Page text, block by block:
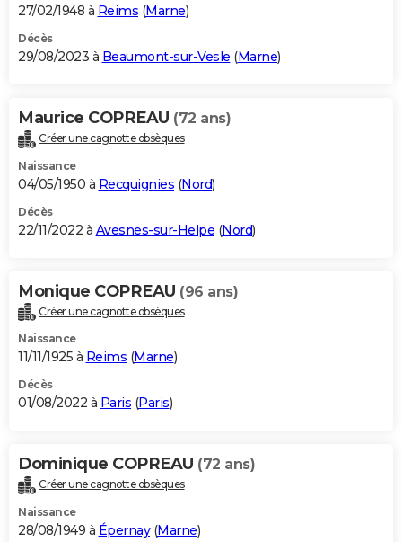
27/02/1948 à Reims (Marne)
Décès
29/08/2023 à Beaumont-sur-Vesle (Marne)
Maurice COPREAU (72 ans)
Créer une cagnotte obsèques
Naissance
04/05/1950 à Recquignies (Nord)
Décès
22/11/2022 à Avesnes-sur-Helpe (Nord)
Monique COPREAU (96 ans)
Créer une cagnotte obsèques
Naissance
11/11/1925 à Reims (Marne)
Décès
01/08/2022 à Paris (Paris)
Dominique COPREAU (72 ans)
Créer une cagnotte obsèques
Naissance
28/08/1949 à Épernay(Marne)